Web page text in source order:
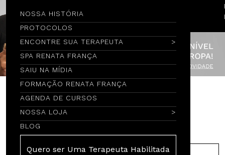
NOSSA HISTÓRIA
PROTOCOLOS
ENCONTRE SUA TERAPEUTA
SPA RENATA FRANÇA
SAIU NA MÍDIA
FORMAÇÃO RENATA FRANÇA
AGENDA DE CURSOS
NOSSA LOJA
BLOG
Quero ser Uma Terapeuta Habilitada
Encontre por Nome
COMPRE NA EUROPA